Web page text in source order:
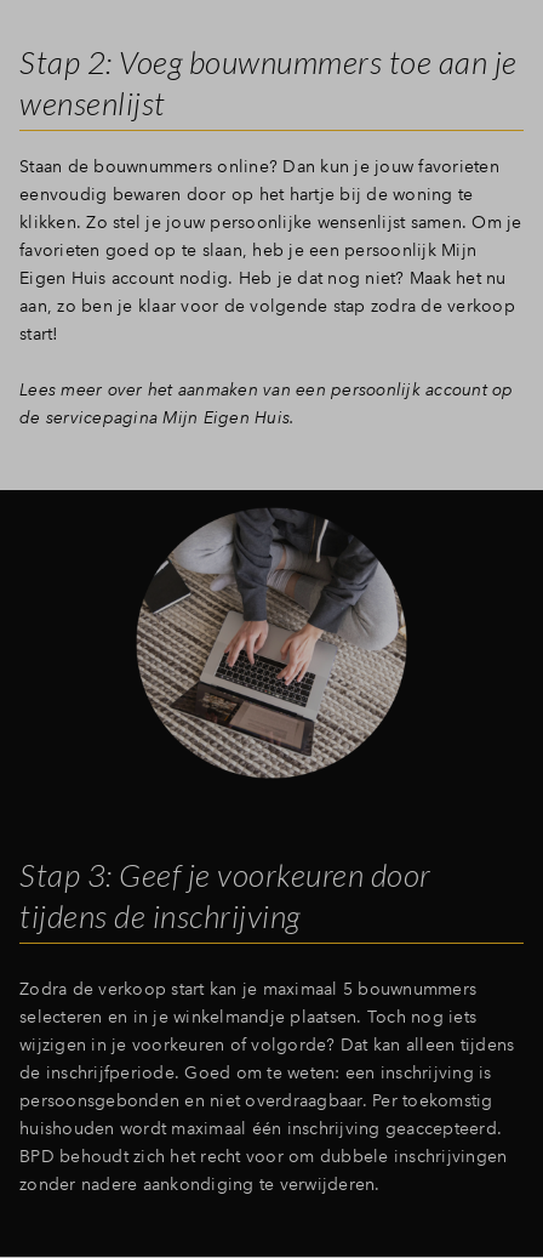
Stap 2: Voeg bouwnummers toe aan je
wensenlijst
Staan de bouwnummers online? Dan kun je jouw favorieten
eenvoudig bewaren door op het hartje bij de woning te
klikken. Zo stel je jouw persoonlijke wensenlijst samen. Om je
favorieten goed op te slaan, heb je een persoonlijk Mijn
Eigen Huis account nodig. Heb je dat nog niet? Maak het nu
aan, zo ben je klaar voor de volgende stap zodra de verkoop
start!
Lees meer over het aanmaken van een persoonlijk account op
de servicepagina Mijn Eigen Huis.
Stap 3: Geef je voorkeuren door
tijdens de inschrijving
Zodra de verkoop start kan je maximaal 5 bouwnummers
selecteren en in je winkelmandje plaatsen. Toch nog iets
wijzigen in je voorkeuren of volgorde? Dat kan alleen tijdens
de inschrijfperiode. Goed om te weten: een inschrijving is
persoonsgebonden en niet overdraagbaar. Per toekomstig
huishouden wordt maximaal één inschrijving geaccepteerd.
BPD behoudt zich het recht voor om dubbele inschrijvingen
zonder nadere aankondiging te verwijderen.